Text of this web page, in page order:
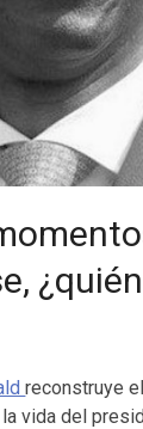
reconstruye
vida del